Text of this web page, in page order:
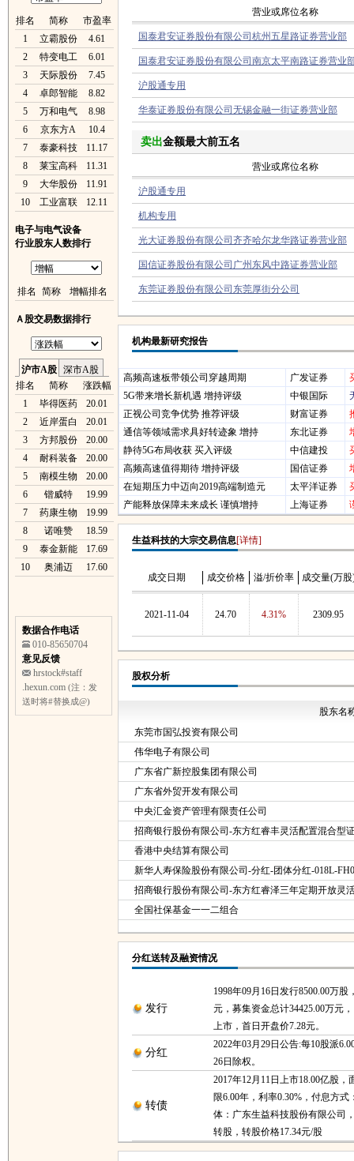
排名 简称
市盈率
1
立霸股份
4.61
2
特变电工
6.01
3
天际股份
7.45
4
卓郎智能
8.82
5
万和电气
8.98
6
京东方A
10.4
7
泰豪科技
11.17
8
莱宝高科
11.31
9
大华股份
11.91
10
工业富联 12.11
电子与电气设备
行业股东人数排行
排名 简称 增幅排名
Ａ股交易数据排行
沪市A股 深市A股
排名
简称
涨跌幅
1
毕得医药
20.01
2
近岸蛋白
20.01
3
方邦股份
20.00
4
耐科装备
20.00
5
南模生物
20.00
6
锴威特
19.99
7
药康生物
19.99
8
诺唯赞
18.59
9
泰金新能
17.69
10
奥浦迈 17.60
数据合作电话
010-85650704
意见反馈
hrstock#staff
.hexun.com (注：发
送时将#替换成@)
营业或席位名称
国泰君安证券股份有限公司杭州五星路证券营业部
国泰君安证券股份有限公司南京太平南路证券营业
沪股通专用
华泰证券股份有限公司无锡金融一街证券营业部
卖出金额最大前五名
营业或席位名称
沪股通专用
机构专用
光大证券股份有限公司齐齐哈尔龙华路证券营业部
国信证券股份有限公司广州东风中路证券营业部
东莞证券股份有限公司东莞厚街分公司
机构最新研究报告
高频高速板带领公司穿越周期 广发证券
5G带来增长新机遇 增持评级
中银国际
正视公司竞争优势 推荐评级
财富证券
通信等领域需求具好转迹象 增持
东北证券
静待5G布局收获 买入评级
中信建投
高频高速值得期待 增持评级
国信证券
在短期压力中迈向2019高端制造元
太平洋证券
产能释放保障未来成长 谨慎增持
上海证券
生益科技的大宗交易信息[详情]
成交日期 成交价格 溢/折价率 成交量(万股
2021-11-04 24.70 4.31% 2309.95
股权分析
股东名
东莞市国弘投资有限公司
伟华电子有限公司
广东省广新控股集团有限公司
广东省外贸开发有限公司
中央汇金资产管理有限责任公司
招商银行股份有限公司-东方红睿丰灵活配置混合型
香港中央结算有限公司
新华人寿保险股份有限公司-分红-团体分红-018L-
招商银行股份有限公司-东方红睿泽三年定期开放灵
全国社保基金一一二组合
分红送转及融资情况
发行
1998年09月16日发行8500.00万股
元，募集资金总计34425.00万元
上市，首日开盘价7.28元。
分红
2022年03月29日公告:每10股派
26日除权。
转债
2017年12月11日上市18.00亿股，
限6.00年，利率0.30%，付息方式
体：广东生益科技股份有限公司
转股，转股价格17.34元/股